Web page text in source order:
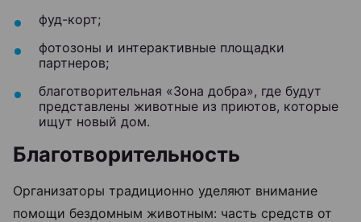
фуд-корт;
фотозоны и интерактивные площадки
партнеров;
благотворительная «Зона добра», где будут
представлены животные из приютов, которые
ищут новый дом.
Благотворительность
Организаторы традиционно уделяют внимание
помощи бездомным животным: часть средств от